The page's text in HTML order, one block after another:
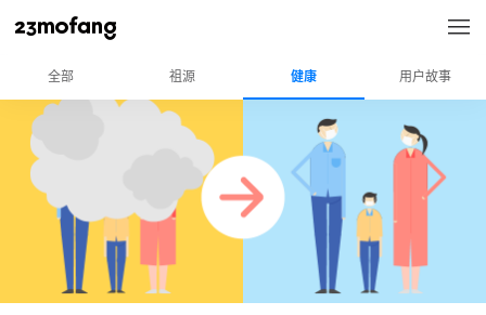
全部 祖源 健康 用户故事